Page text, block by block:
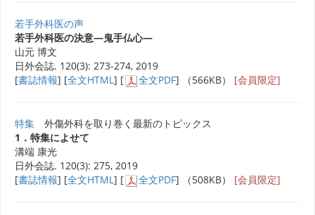
若手外科医の声
若手外科医の決意―鬼手仏心―
山元 博文
日外会誌. 120(3): 273-274, 2019
[書誌情報] [全文HTML] [ 全文PDF] （566KB） [会員限定]
特集 外傷外科を取り巻く最新のトピックス
1．特集によせて
溝端 康光
日外会誌. 120(3): 275, 2019
[書誌情報] [全文HTML ] [ 全文PDF] （508KB） [会員限定]